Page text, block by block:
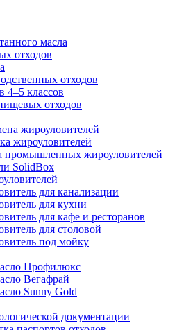
масла
отходов
отходов
4–5 классов
отходов
жироуловителей
жироуловителей
промышленных жироуловителей
SolidBox
для канализации
для кухни
для кафе и ресторанов
для столовой
под мойку
Профилюкс
Вегафрай
Sunny Gold
документации